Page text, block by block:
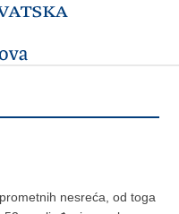
nesreća, od toga